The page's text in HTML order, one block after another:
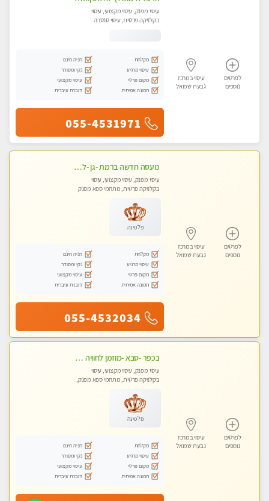
לפרטים
נוספים
עיסוי במרכז
גבעת שמואל
עיסוי מפנק, עיסוי מקצועי, עיסוי
בקלניקה פרטית, עיסוי טנטרה
מקלחת
חניה חינם
עיסוי מרגיע
נקי ומסודר
מקום פרטי
עיסוי מקצועי
תמונה אמיתית
דוברת עיברית
055-4531971
לפרטים
נוספים
עיסוי במרכז
גבעת שמואל
מעסה חדשה ברמת -גן -לעיסוי מיוחד ואיכותי מקום פרטי ואינטימי ושקט מומלץ לחלוטין!!
עיסוי מפנק, עיסוי מקצועי, עיסוי
בקלניקה פרטית, מתחמי ספא מפנק
פלטינה
מקלחת
חניה חינם
עיסוי מרגיע
נקי ומסודר
מקום פרטי
עיסוי מקצועי
תמונה אמיתית
דוברת עיברית
055-4532034
לפרטים
נוספים
עיסוי במרכז
גבעת שמואל
בכפר -סבא -מוזמן לחוויה בלתי נשכחת!!!עיסוי מפנק ביותר מומלץ לחלוטין!!!
עיסוי מפנק, עיסוי מקצועי, עיסוי
בקלניקה פרטית, מתחמי ספא מפנק,
לנשים בלבד
פלטינה
מקלחת
חניה חינם
עיסוי מרגיע
נקי ומסודר
מקום פרטי
עיסוי מקצועי
תמונה אמיתית
דוברת עיברית